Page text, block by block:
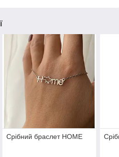
Срібний браслет HOME